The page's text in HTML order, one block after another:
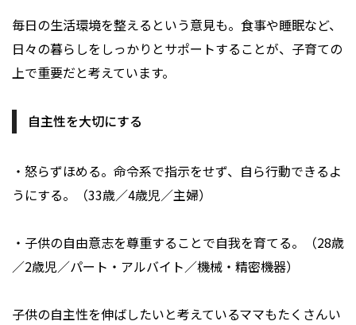
毎日の生活環境を整えるという意見も。食事や睡眠など、
日々の暮らしをしっかりとサポートすることが、子育ての
上で重要だと考えています。
自主性を大切にする
・怒らずほめる。命令系で指示をせず、自ら行動できるよ
うにする。（33歳／4歳児／主婦）
・子供の自由意志を尊重することで自我を育てる。（28歳
／2歳児／パート・アルバイト／機械・精密機器）
子供の自主性を伸ばしたいと考えているママもたくさんい